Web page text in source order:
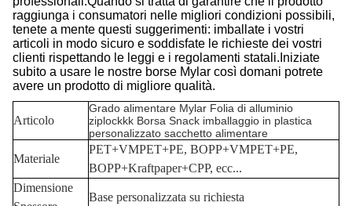
raggiunga i consumatori nelle migliori condizioni possibili,
tenete a mente questi suggerimenti: imballate i vostri
articoli in modo sicuro e soddisfate le richieste dei vostri
clienti rispettando le leggi e i regolamenti statali.Iniziate
subito a usare le nostre borse Mylar così domani potrete
avere un prodotto di migliore qualità.
Articolo
Grado alimentare Mylar Folia di alluminio
ziplockkk Borsa Snack imballaggio in plastica
personalizzato sacchetto alimentare
Materiale
PET+VMPET+PE, BOPP+VMPET+PE,
BOPP+Kraftpaper+CPP, ecc...
Dimensione
Base personalizzata su richiesta